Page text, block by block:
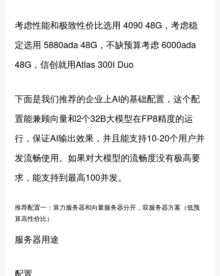
考虑性能和极致性价比选用 4090 48G，考虑稳
定选用 5880ada 48G，不缺预算考虑 6000ada
48G，信创就用Atlas 300I Duo
下面是我们推荐的企业上AI的基础配置，这个配
置能兼顾向量和2个32B大模型在FP8精度的运
行，保证AI输出效果，并且能支持10-20个用户并
发流畅使用。如果对大模型的流畅度没有极高要
求，能支持到最高100并发。
推荐配置一：算力服务器和向量服务器分开，双服务器方案（低预
算高性价比）
服务器用途
配置